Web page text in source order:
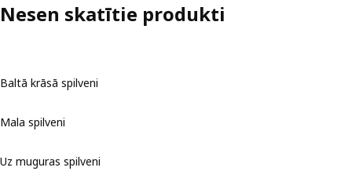
Nesen skatītie produkti
Baltā krāsā spilveni
Mala spilveni
Uz muguras spilveni